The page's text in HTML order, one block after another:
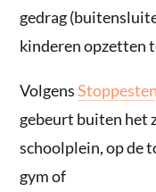
gedrag
kinderen opzetten
Volgens
gebeurt buiten het
schoolplein, op de
gym of